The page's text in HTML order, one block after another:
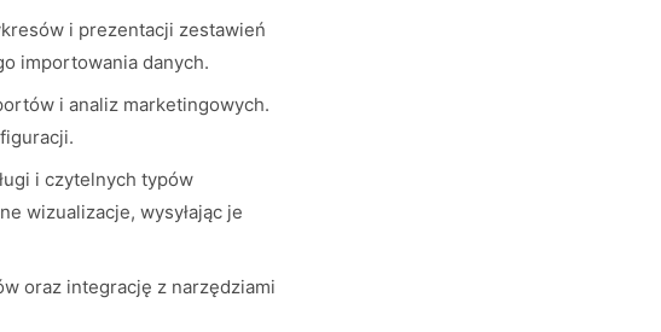
i prezentacji zestawień
importowania danych.
i analiz marketingowych.
i czytelnych typów
wizualizacje, wysyłając je
oraz integrację z narzędziami